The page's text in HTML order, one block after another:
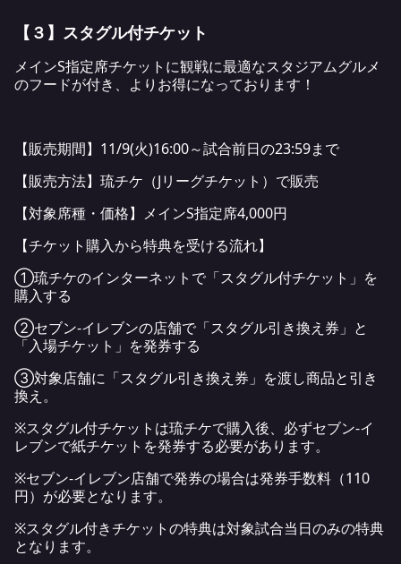
【３】スタグル付チケット
メインS指定席チケットに観戦に最適なスタジアムグルメ
のフードが付き、よりお得になっております！
【販売期間】11/9(火)16:00～試合前日の23:59まで
【販売方法】琉チケ（Jリーグチケット）で販売
【対象席種・価格】メインS指定席4,000円
【チケット購入から特典を受ける流れ】
①琉チケのインターネットで「スタグル付チケット」を
購入する
②セブン‐イレブンの店舗で「スタグル引き換え券」と
「入場チケット」を発券する
③対象店舗に「スタグル引き換え券」を渡し商品と引き
換え。
※スタグル付チケットは琉チケで購入後、必ずセブン‐イ
レブンで紙チケットを発券する必要があります。
※セブン-イレブン店舗で発券の場合は発券手数料（110
円）が必要となります。
※スタグル付きチケットの特典は対象試合当日のみの特典
となります。